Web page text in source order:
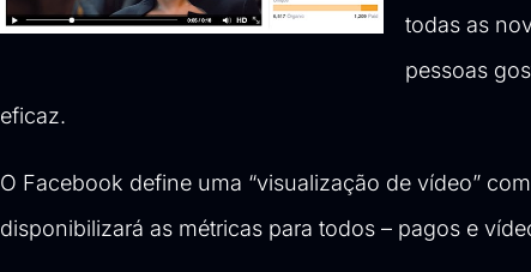
todas as
pessoas
eficaz.
O Facebook define uma “visualização de vídeo”
disponibilizará as métricas para todos – pagos e